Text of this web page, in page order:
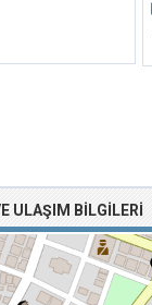
ULAŞIM BILGILERI